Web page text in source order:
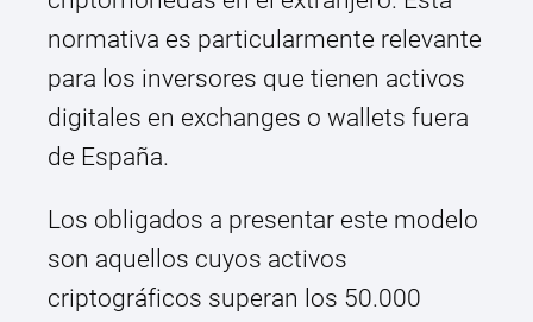
normativa es particularmente relevante
para los inversores que tienen activos
digitales en exchanges o wallets fuera
de España.
Los obligados a presentar este modelo
son aquellos cuyos activos
criptográficos superan los 50.000